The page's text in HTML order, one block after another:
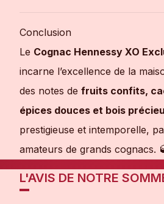
Conclusion
Le Cognac Hennessy XO
incarne l’excellence de la
des notes de fruits confits,
épices douces et bois
prestigieuse et intemporelle,
amateurs de grands cognacs.
L'AVIS DE NOTRE